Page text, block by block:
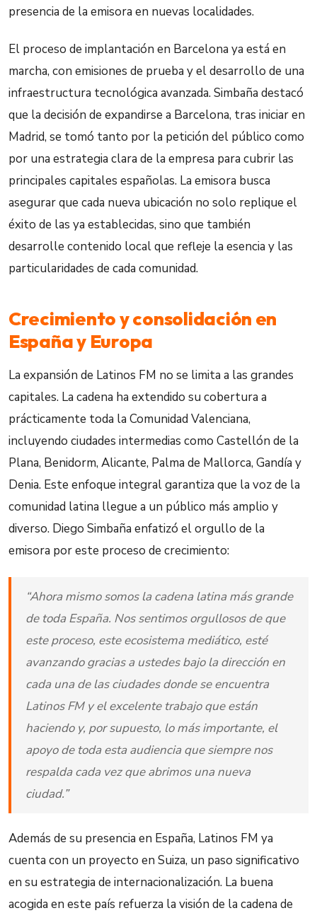
presencia de la emisora en nuevas localidades.
El proceso de implantación en Barcelona ya está en
marcha, con emisiones de prueba y el desarrollo de una
infraestructura tecnológica avanzada. Simbaña destacó
que la decisión de expandirse a Barcelona, tras iniciar en
Madrid, se tomó tanto por la petición del público como
por una estrategia clara de la empresa para cubrir las
principales capitales españolas. La emisora busca
asegurar que cada nueva ubicación no solo replique el
éxito de las ya establecidas, sino que también
desarrolle contenido local que refleje la esencia y las
particularidades de cada comunidad.
Crecimiento y consolidación en
España y Europa
La expansión de Latinos FM no se limita a las grandes
capitales. La cadena ha extendido su cobertura a
prácticamente toda la Comunidad Valenciana,
incluyendo ciudades intermedias como Castellón de la
Plana, Benidorm, Alicante, Palma de Mallorca, Gandía y
Denia. Este enfoque integral garantiza que la voz de la
comunidad latina llegue a un público más amplio y
diverso. Diego Simbaña enfatizó el orgullo de la
emisora por este proceso de crecimiento:
“Ahora mismo somos la cadena latina más grande
de toda España. Nos sentimos orgullosos de que
este proceso, este ecosistema mediático, esté
avanzando gracias a ustedes bajo la dirección en
cada una de las ciudades donde se encuentra
Latinos FM y el excelente trabajo que están
haciendo y, por supuesto, lo más importante, el
apoyo de toda esta audiencia que siempre nos
respalda cada vez que abrimos una nueva
ciudad.”
Además de su presencia en España, Latinos FM ya
cuenta con un proyecto en Suiza, un paso significativo
en su estrategia de internacionalización. La buena
acogida en este país refuerza la visión de la cadena de